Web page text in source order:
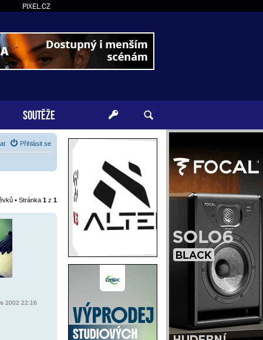
PIXEL.CZ
SOUTĚŽE
Přihlásit se
• Stránka 1 z 1
2002 22:16